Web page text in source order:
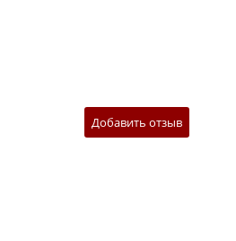
Добавить отзыв